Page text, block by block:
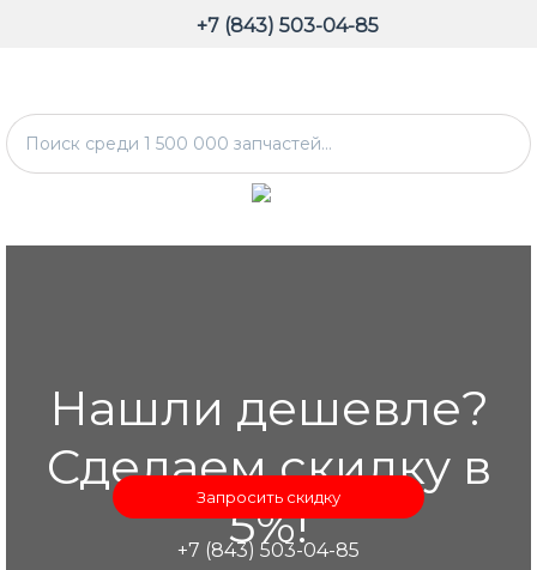
+7 (843) 503-04-85
Нашли дешевле?
Сделаем скидку в
5%!
Запросить скидку
+7 (843) 503-04-85